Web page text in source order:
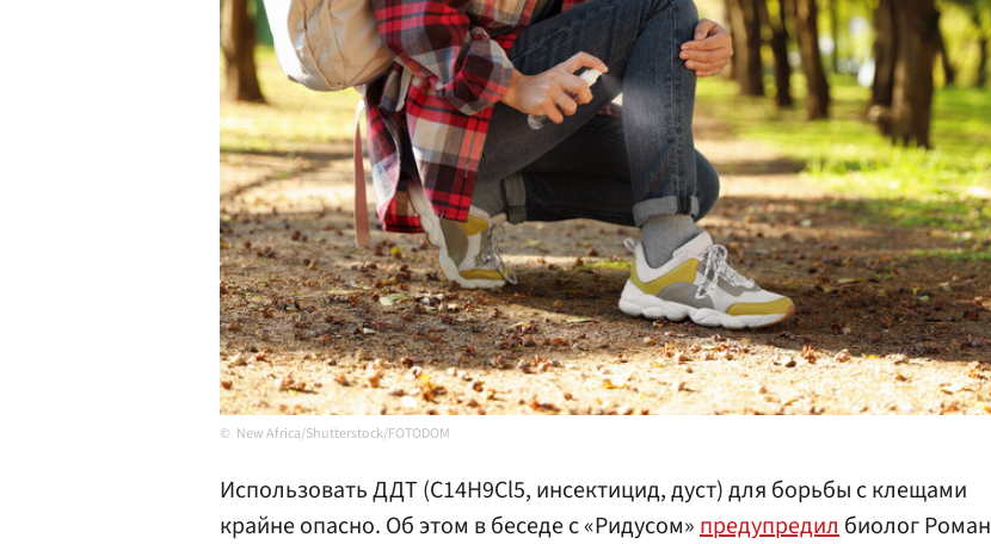
New Africa/Shutterstock/FOTODOM
Использовать ДДТ (C14H9Cl5, инсектицид, дуст) для борьбы с клещами
крайне опасно. Об этом в беседе с «Ридусом»предупредилбиолог Роман